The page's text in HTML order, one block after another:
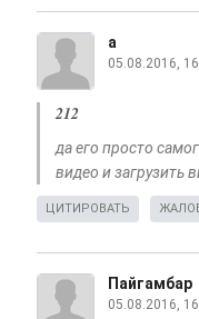
а
05.08.2016,
212
да его просто
видео и загрузить
ЦИТИРОВАТЬ
Пайгамбар
05.08.2016,